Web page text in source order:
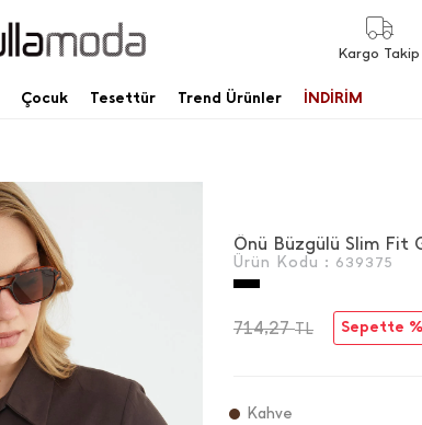
Kargo Takip
Çocuk Tesettür Trend Ürünler İNDİRİM
Önü Büzgülü Slim Fit
Ürün Kodu : 639375
714,27TL Sepette
Kahve